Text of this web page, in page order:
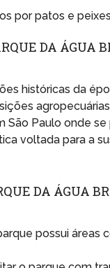
por patos e
DA ÁGUA
históricas da
São Paulo onde
voltada para a
DA ÁGUA
possui áreas